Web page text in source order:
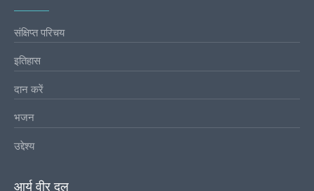
संक्षिप्त परिचय
इतिहास
दान करें
भजन
उद्देश्य
आर्य वीर दल